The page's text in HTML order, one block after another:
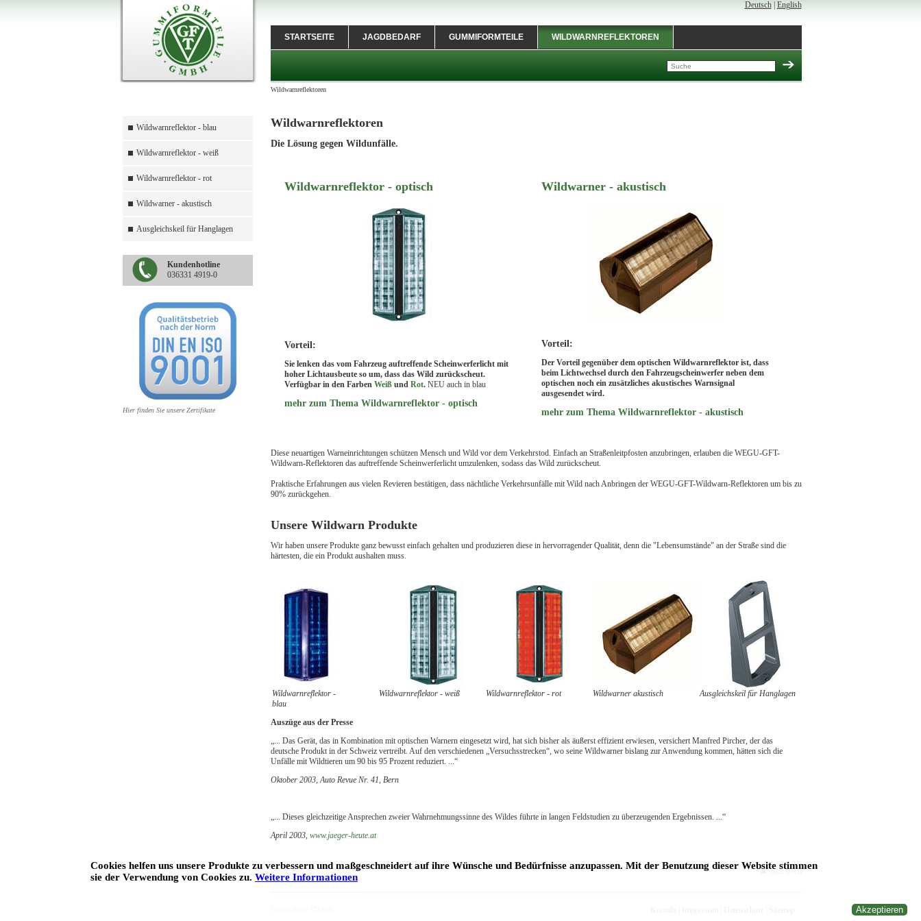
Wildwarnreflektor - blau
Wildwarnreflektor - weiß
Wildwarnreflektor - rot
Wildwarner - akustisch
Ausgleichskeil für Hanglagen
Kundenhotline
036331 4919-0
Hier finden Sie unsere Zertifikate
Deutsch| English
STARTSEITE JAGDBEDARF GUMMIFORMTEILE WILDWARNREFLEKTOREN
Wildwarnreflektoren
Wildwarnreflektoren
Die Lösung gegen Wildunfälle.
Wildwarnreflektor - optisch
Vorteil:
Sie lenken das vom Fahrzeug auftreffende Scheinwerferlicht mit
hoher Lichtausbeute so um, dass das Wild zurückscheut.
Verfügbar in den Farben Weißund Rot.NEU auch in blau
mehr zum Thema Wildwarnreflektor - optisch
Wildwarner - akustisch
Vorteil:
Der Vorteil gegenüber dem optischen Wildwarnreflektor ist, dass
beim Lichtwechsel durch den Fahrzeugscheinwerfer neben dem
optischen noch ein zusätzliches akustisches Warnsignal
ausgesendet wird.
mehr zum Thema Wildwarnreflektor - akustisch
Diese neuartigen Warneinrichtungen schützen Mensch und Wild vor dem Verkehrstod. Einfach an Straßenleitpfosten anzubringen, erlauben die WEGU-GFT-
Wildwarn-Reflektoren das auftreffende Scheinwerferlicht umzulenken, sodass das Wild zurückscheut.
Praktische Erfahrungen aus vielen Revieren bestätigen, dass nächtliche Verkehrsunfälle mit Wild nach Anbringen der WEGU-GFT-Wildwarn-Reflektoren um bis zu
90% zurückgehen.
Unsere Wildwarn Produkte
Wir haben unsere Produkte ganz bewusst einfach gehalten und produzieren diese in hervorragender Qualität, denn die "Lebensumstände" an der Straße sind die
härtesten, die ein Produkt aushalten muss.
Wildwarnreflektor -
blau
Wildwarnreflektor - weiß Wildwarnreflektor - rot Wildwarner akustisch Ausgleichskeil für Hanglagen
Auszüge aus der Presse
„... Das Gerät, das in Kombination mit optischen Warnern eingesetzt wird, hat sich bisher als äußerst effizient erwiesen, versichert Manfred Pircher, der das
deutsche Produkt in der Schweiz vertreibt. Auf den verschiedenen „Versuchsstrecken“, wo seine Wildwarner bislang zur Anwendung kommen, hätten sich die
Unfälle mit Wildtieren um 90 bis 95 Prozent reduziert. ...“
Oktober 2003, Auto Revue Nr. 41, Bern
„... Dieses gleichzeitige Ansprechen zweier Wahrnehmungssinne des Wildes führte in langen Feldstudien zu überzeugenden Ergebnissen. ...“
April 2003, www.jaeger-heute.at
nach oben
Cookies helfen uns unsere Produkte zu verbessern und maßgeschneidert auf ihre Wünsche und Bedürfnisse anzupassen. Mit der Benutzung dieser Website stimmen
sie der Verwendung von Cookies zu. Weitere Informationen
Akzeptieren